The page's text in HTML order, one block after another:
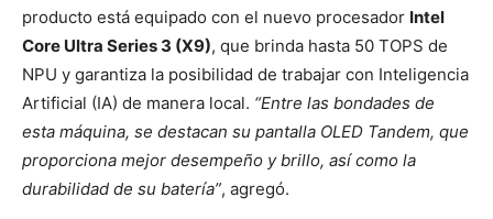
producto está equipado con el nuevo procesador Intel
Core Ultra Series 3 (X9), que brinda hasta 50 TOPS de
NPU y garantiza la posibilidad de trabajar con Inteligencia
Artificial (IA) de manera local. “Entre las bondades de
esta máquina, se destacan su pantalla OLED Tandem, que
proporciona mejor desempeño y brillo, así como la
durabilidad de su batería”, agregó.